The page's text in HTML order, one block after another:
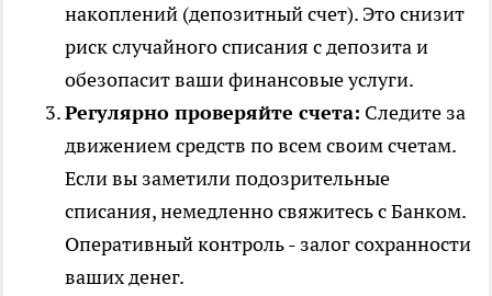
накоплений (депозитный счет). Это снизит
риск случайного списания с депозита и
обезопасит ваши финансовые услуги.
Регулярно проверяйте счета: Следите за
движением средств по всем своим счетам.
Если вы заметили подозрительные
списания, немедленно свяжитесь с Банком.
Оперативный контроль - залог сохранности
ваших денег.